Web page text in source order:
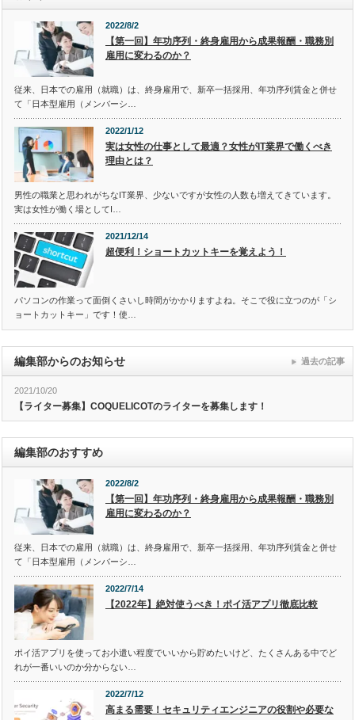
2022/8/2
【第一回】年功序列・終身雇用から成果報酬・職務別
雇用に変わるのか？
従来、日本での雇用（就職）は、終身雇用で、新卒一括採用、年功序列賃金と併せ
て「日本型雇用（メンバーシ…
2022/1/12
実は女性の仕事として最適？女性がIT業界で働くべき
理由とは？
男性の職業と思われがちなIT業界、少ないですが女性の人数も増えてきています。
実は女性が働く場としてI…
2021/12/14
超便利！ショートカットキーを覚えよう！
パソコンの作業って面倒くさいし時間がかかりますよね。そこで役に立つのが「シ
ョートカットキー」です！使…
編集部からのお知らせ
2021/10/20
【ライター募集】COQUELICOTのライターを募集します！
過去の記事
編集部のおすすめ
2022/8/2
【第一回】年功序列・終身雇用から成果報酬・職務別
雇用に変わるのか？
従来、日本での雇用（就職）は、終身雇用で、新卒一括採用、年功序列賃金と併せ
て「日本型雇用（メンバーシ…
2022/7/14
【2022年】絶対使うべき！ポイ活アプリ徹底比較
ポイ活アプリを使ってお小遣い程度でいいから貯めたいけど、たくさんある中でど
れが一番いいのか分からない…
2022/7/12
高まる需要！セキュリティエンジニアの役割や必要な